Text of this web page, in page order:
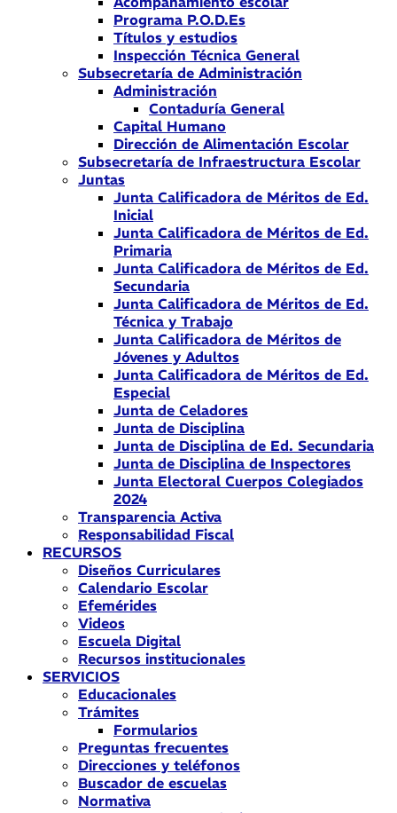
Programa P.O.D.Es
Títulos y estudios
Inspección Técnica General
Subsecretaría de Administración
Administración
Contaduría General
Capital Humano
Dirección de Alimentación Escolar
Subsecretaría de Infraestructura Escolar
Juntas
Junta Calificadora de Méritos de Ed.
Inicial
Junta Calificadora de Méritos de Ed.
Primaria
Junta Calificadora de Méritos de Ed.
Secundaria
Junta Calificadora de Méritos de Ed.
Técnica y Trabajo
Junta Calificadora de Méritos de
Jóvenes y Adultos
Junta Calificadora de Méritos de Ed.
Especial
Junta de Celadores
Junta de Disciplina
Junta de Disciplina de Ed. Secundaria
Junta de Disciplina de Inspectores
Junta Electoral Cuerpos Colegiados
2024
Transparencia Activa
Responsabilidad Fiscal
RECURSOS
Diseños Curriculares
Calendario Escolar
Efemérides
Videos
Escuela Digital
Recursos institucionales
SERVICIOS
Educacionales
Trámites
Formularios
Preguntas frecuentes
Direcciones y teléfonos
Buscador de escuelas
Normativa